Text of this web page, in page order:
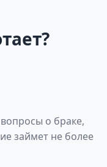
о браке,
займет не более